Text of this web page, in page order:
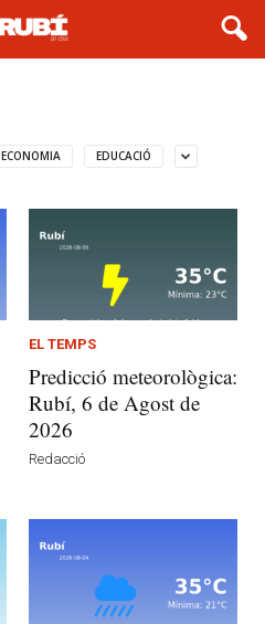
ECONOMIA EDUCACIÓ
EL TEMPS
Predicció meteorològica:
Rubí, 6 de Agost de
2026
Redacció